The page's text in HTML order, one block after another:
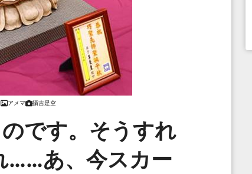
アメマ 攝吉是空
です。そうすれ
……あ、今スカー